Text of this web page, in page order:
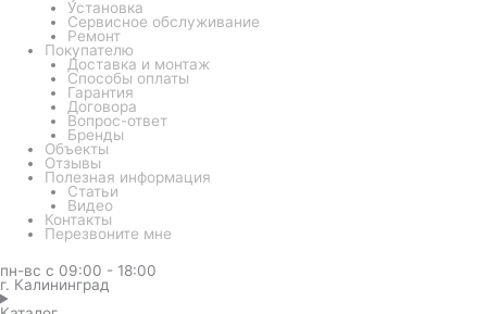
Установка
Сервисное обслуживание
Ремонт
Покупателю
Доставка и монтаж
Способы оплаты
Гарантия
Договора
Вопрос-ответ
Бренды
Объекты
Отзывы
Полезная информация
Статьи
Видео
Контакты
Перезвоните мне
пн-вс с 09:00 - 18:00
г. Калининград